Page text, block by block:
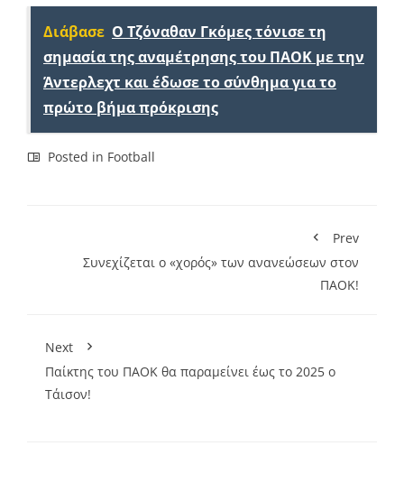
Διάβασε Ο Τζόναθαν Γκόμες τόνισε τη
σημασία της αναμέτρησης του ΠΑΟΚ με την
Άντερλεχτ και έδωσε το σύνθημα για το
πρώτο βήμα πρόκρισης
Posted in Football
Prev
Συνεχίζεται ο «χορός» των ανανεώσεων στον
ΠΑΟΚ!
Next
Παίκτης του ΠΑΟΚ θα παραμείνει έως το 2025 ο
Τάισον!